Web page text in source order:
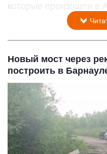
которые произошли в
Новый мост через
построить в